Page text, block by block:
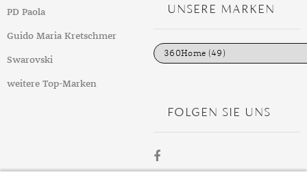
PD Paola
Guido Maria Kretschmer
Swarovski
weitere Top-Marken
e
n
UNSERE MARKEN
FOLGEN SIE UNS